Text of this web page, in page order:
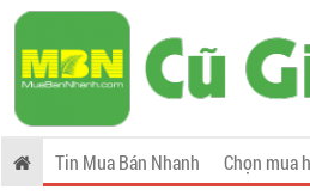
Tin Mua Bán Nhanh
Chọn mua